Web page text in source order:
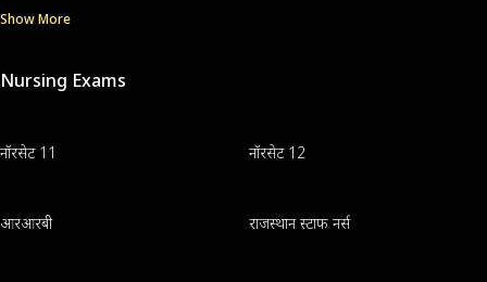
Show More
Nursing Exams
नॉरसेट 11 नॉरसेट 12
आरआरबी राजस्थान स्टाफ नर्स